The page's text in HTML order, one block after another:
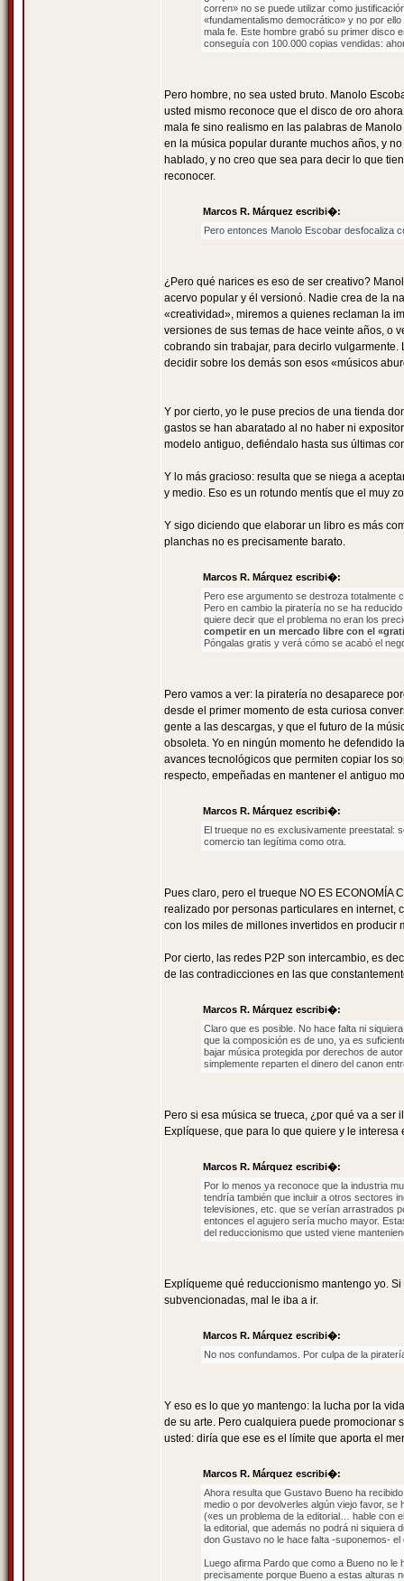
corren» no se puede utilizar como
«fundamentalismo democrático» y no por
mala fe. Este hombre grabó su primer disco
conseguía con 100.000 copias vendidas:
Pero hombre, no sea usted bruto. Manolo
usted mismo reconoce que el disco de oro
mala fe sino realismo en las palabras de
en la música popular durante muchos años, y
hablado, y no creo que sea para decir lo que
reconocer.
Marcos R. Márquez escribi�:
Pero entonces Manolo Escobar desfocaliza
¿Pero qué narices es eso de ser creativo?
acervo popular y él versionó. Nadie crea de la
«creatividad», miremos a quienes reclaman la
versiones de sus temas de hace veinte años, o
cobrando sin trabajar, para decirlo
decidir sobre los demás son esos «músicos
Y por cierto, yo le puse precios de una tienda
gastos se han abaratado al no haber ni
modelo antiguo, defiéndalo hasta sus últimas
Y lo más gracioso: resulta que se niega a
y medio. Eso es un rotundo mentís que el muy
Y sigo diciendo que elaborar un libro es más
planchas no es precisamente barato.
Marcos R. Márquez escribi�:
Pero ese argumento se destroza totalmente
Pero en cambio la piratería no se ha
quiere decir que el problema no eran los
competir en un mercado libre con el
Póngalas gratis y verá cómo se acabó el
Pero vamos a ver: la piratería no desaparece
desde el primer momento de esta curiosa
gente a las descargas, y que el futuro de la
obsoleta. Yo en ningún momento he defendido
avances tecnológicos que permiten copiar los
respecto, empeñadas en mantener el antiguo
Marcos R. Márquez escribi�:
El trueque no es exclusivamente preestatal:
comercio tan legítima como otra.
Pues claro, pero el trueque NO ES ECONOMÍA
realizado por personas particulares en internet,
con los miles de millones invertidos en producir
Por cierto, las redes P2P son intercambio, es
de las contradicciones en las que
Marcos R. Márquez escribi�:
Claro que es posible. No hace falta ni
que la composición es de uno, ya es
bajar música protegida por derechos de
simplemente reparten el dinero del canon
Pero si esa música se trueca, ¿por qué va a
Explíquese, que para lo que quiere y le interesa
Marcos R. Márquez escribi�:
Por lo menos ya reconoce que la industria
tendría también que incluir a otros sectores
televisiones, etc. que se verían arrastrados
entonces el agujero sería mucho mayor.
del reduccionismo que usted viene
Explíqueme qué reduccionismo mantengo yo.
subvencionadas, mal le iba a ir.
Marcos R. Márquez escribi�:
No nos confundamos. Por culpa de la
Y eso es lo que yo mantengo: la lucha por la
de su arte. Pero cualquiera puede promocionar
usted: diría que ese es el límite que aporta el
Marcos R. Márquez escribi�:
Ahora resulta que Gustavo Bueno ha
medio o por devolverles algún viejo favor,
(«es un problema de la editorial… hable con
la editorial, que además no podrá ni siquiera
don Gustavo no le hace falta -suponemos-
Luego afirma Pardo que como a Bueno no
precisamente porque Bueno a estas alturas